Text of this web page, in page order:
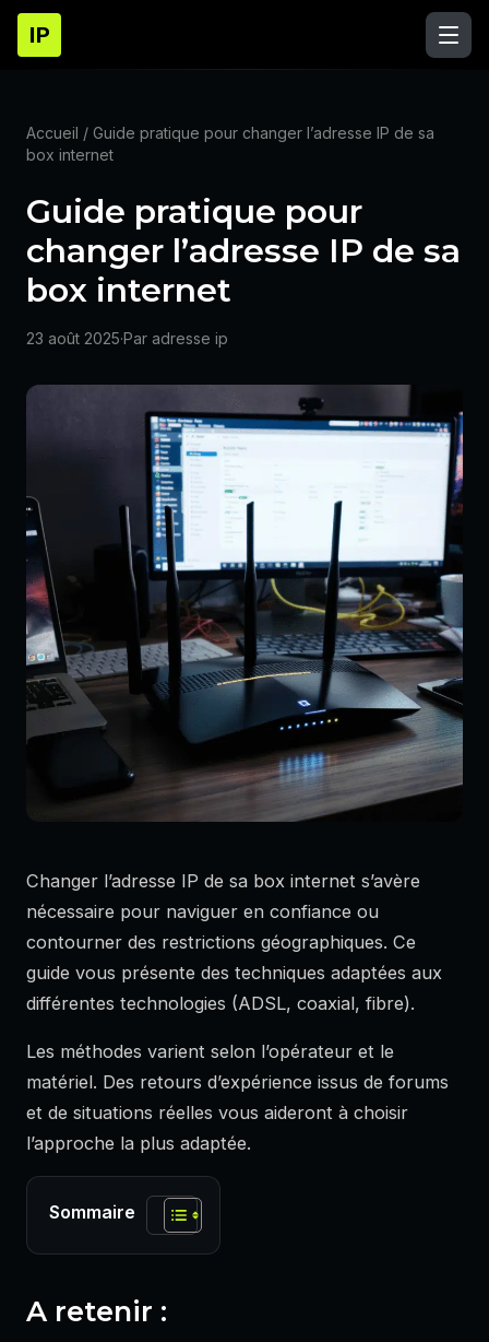
IP
Accueil / Guide pratique pour changer l’adresse IP de sa
box internet
Guide pratique pour
changer l’adresse IP de sa
box internet
23 août 2025·Par adresse ip
Changer l’adresse IP de sa box internet s’avère
nécessaire pour naviguer en confiance ou
contourner des restrictions géographiques. Ce
guide vous présente des techniques adaptées aux
différentes technologies (ADSL, coaxial, fibre).
Les méthodes varient selon l’opérateur et le
matériel. Des retours d’expérience issus de forums
et de situations réelles vous aideront à choisir
l’approche la plus adaptée.
Sommaire
A retenir :